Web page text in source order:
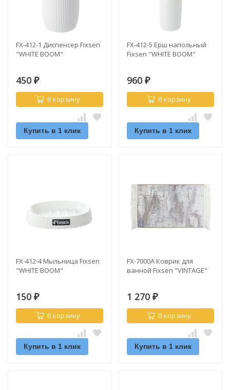
FX-412-1 Диспенсер Fixsen
"WHITE BOOM"
450 ₽
В корзину
Купить в 1 клик
FX-412-5 Ерш напольный
Fixsen "WHITE BOOM"
960 ₽
В корзину
Купить в 1 клик
FX-412-4 Мыльница Fixsen
"WHITE BOOM"
150 ₽
В корзину
Купить в 1 клик
FX-7000A Коврик для
ванной Fixsen "VINTAGE"
1 270 ₽
В корзину
Купить в 1 клик